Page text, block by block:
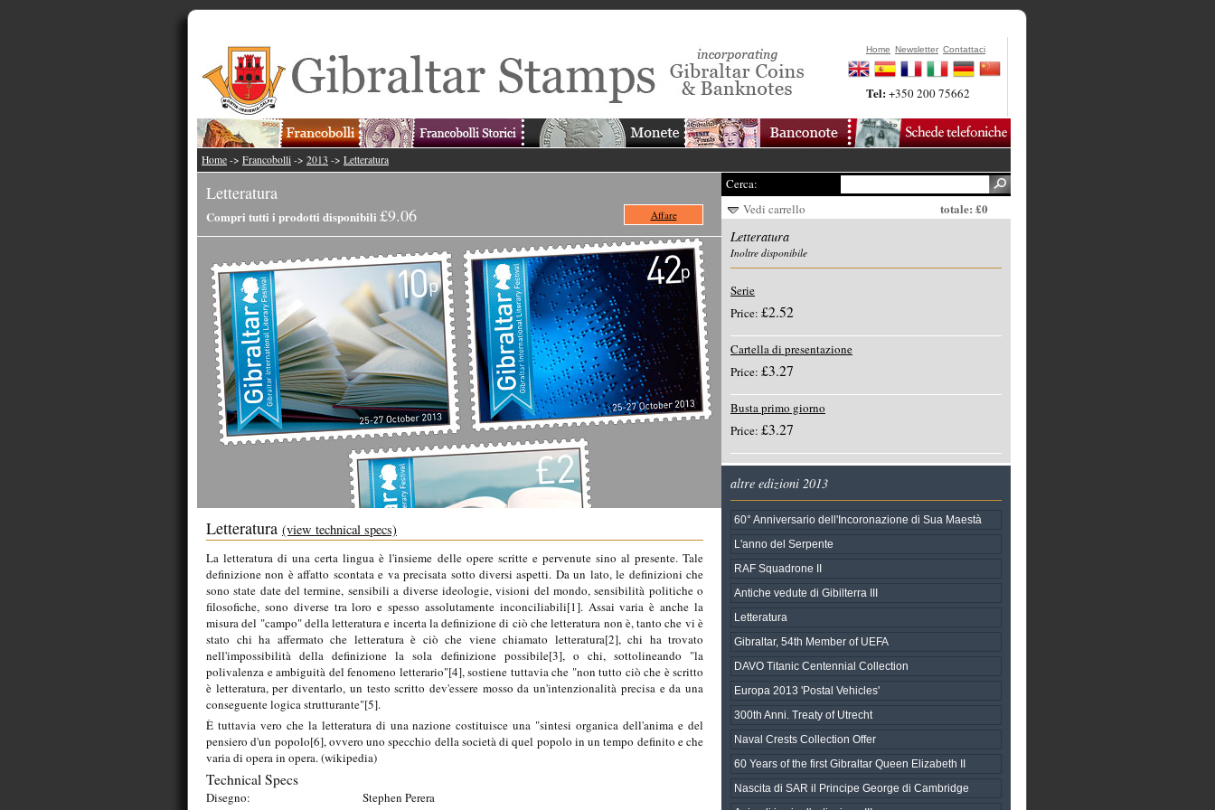
Home Newsletter Contattaci
Tel:+350 200 75662
Home -> Francobolli -> 2013 -> Letteratura
Letteratura
Compri tutti i prodotti disponibili £9.06 Affare
Letteratura (view technical specs)
La letteratura di una certa lingua è l'insieme delle opere scritte e pervenute sino al presente. Tale
definizione non è affatto scontata e va precisata sotto diversi aspetti. Da un lato, le definizioni che
sono state date del termine, sensibili a diverse ideologie, visioni del mondo, sensibilità politiche o
filosofiche, sono diverse tra loro e spesso assolutamente inconciliabili[1]. Assai varia è anche la
misura del "campo" della letteratura e incerta la definizione di ciò che letteratura non è, tanto che vi è
stato chi ha affermato che letteratura è ciò che viene chiamato letteratura[2], chi ha trovato
nell'impossibilità della definizione la sola definizione possibile[3], o chi, sottolineando "la
polivalenza e ambiguità del fenomeno letterario"[4], sostiene tuttavia che "non tutto ciò che è scritto
è letteratura, per diventarlo, un testo scritto dev'essere mosso da un'intenzionalità precisa e da una
conseguente logica strutturante"[5].
È tuttavia vero che la letteratura di una nazione costituisce una "sintesi organica dell'anima e del
pensiero d'un popolo[6], ovvero uno specchio della società di quel popolo in un tempo definito e che
varia di opera in opera. (wikipedia)
Technical Specs
Disegno:
Stephen Perera
Cerca:
Vedi carrello
totale: £0
Letteratura
Inoltre disponibile
Serie
Price: £2.52
Cartella di presentazione
Price: £3.27
Busta primo giorno
Price: £3.27
altre edizioni 2013
60° Anniversario dell'Incoronazione di Sua Maestà
L'anno del Serpente
RAF Squadrone II
Antiche vedute di Gibilterra III
Letteratura
Gibraltar, 54th Member of UEFA
DAVO Titanic Centennial Collection
Europa 2013 'Postal Vehicles'
300th Anni. Treaty of Utrecht
Naval Crests Collection Offer
60 Years of the first Gibraltar Queen Elizabeth II
Nascita di SAR il Principe George di Cambridge